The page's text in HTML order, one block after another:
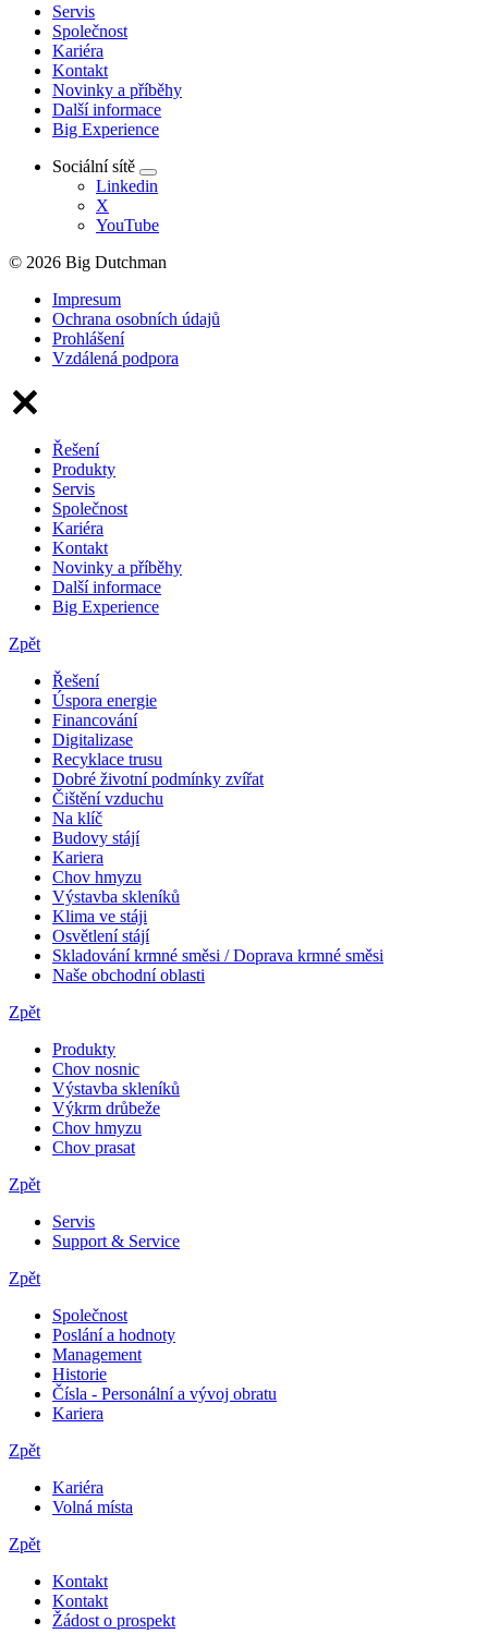
Servis
Společnost
Kariéra
Kontakt
Novinky a příběhy
Další informace
Big Experience
Sociální sítě
Linkedin
X
YouTube
© 2026 Big Dutchman
Impresum
Ochrana osobních údajů
Prohlášení
Vzdálená podpora
Řešení
Produkty
Servis
Společnost
Kariéra
Kontakt
Novinky a příběhy
Další informace
Big Experience
Zpět
Řešení
Úspora energie
Financování
Digitalizase
Recyklace trusu
Dobré životní podmínky zvířat
Čištění vzduchu
Na klíč
Budovy stájí
Kariera
Chov hmyzu
Výstavba skleníků
Klima ve stáji
Osvětlení stájí
Skladování krmné směsi / Doprava krmné směsi
Naše obchodní oblasti
Zpět
Produkty
Chov nosnic
Výstavba skleníků
Výkrm drůbeže
Chov hmyzu
Chov prasat
Zpět
Servis
Support & Service
Zpět
Společnost
Poslání a hodnoty
Management
Historie
Čísla - Personální a vývoj obratu
Kariera
Zpět
Kariéra
Volná místa
Zpět
Kontakt
Kontakt
Žádost o prospekt